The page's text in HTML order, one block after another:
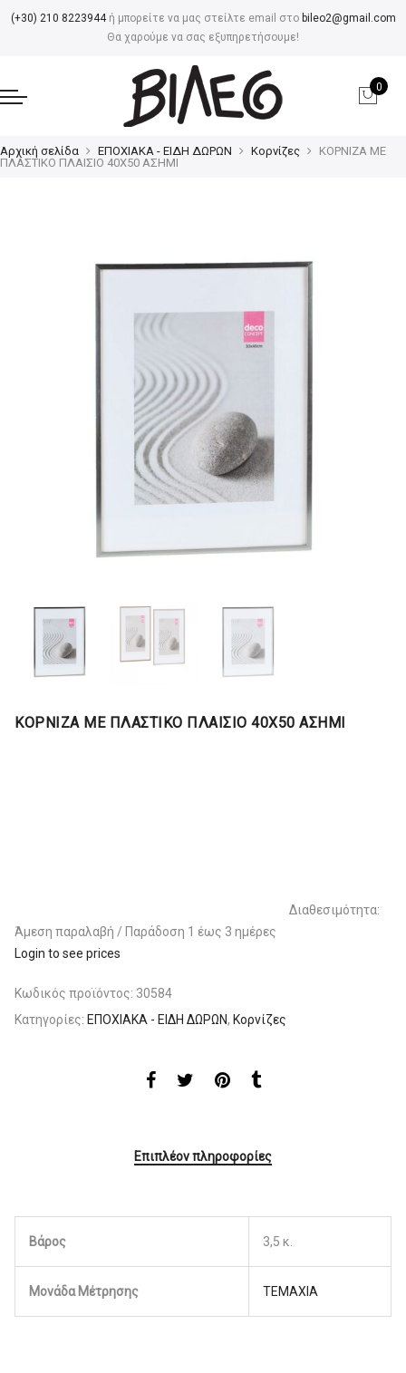
(+30) 210 8223944ή μπορείτε να μας στείλτε email στο bileo2@gmail.com
Θα χαρούμε να σας εξυπηρετήσουμε!
0
Αρχική σελίδα ΕΠΟΧΙΑΚΑ - ΕΙΔΗ ΔΩΡΩΝ Κορνίζες
ΚΟΡΝΙΖΑ ΜΕ
ΠΛΑΣΤΙΚΟ ΠΛΑΙΣΙΟ 40Χ50 ΑΣΗΜΙ
ΚΟΡΝΙΖΑ ΜΕ ΠΛΑΣΤΙΚΟ ΠΛΑΙΣΙΟ 40Χ50 ΑΣΗΜΙ
Διαθεσιμότητα:
Άμεση παραλαβή / Παράδoση 1 έως 3 ημέρες
Login to see prices
Κωδικός προϊόντος: 30584
Κατηγορίες: ΕΠΟΧΙΑΚΑ - ΕΙΔΗ ΔΩΡΩΝ, Κορνίζες
Επιπλέον πληροφορίες
Βάρος 3,5 κ.
Μονάδα Μέτρησης ΤΕΜΑΧΙΑ